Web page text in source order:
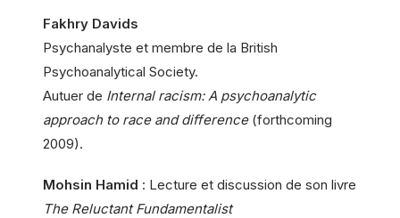
Fakhry Davids
Psychanalyste et membre de la British
Psychoanalytical Society.
Autuer de Internal racism: A psychoanalytic
approach to race and difference(forthcoming
2009).
Mohsin Hamid : Lecture et discussion de son livre
The Reluctant Fundamentalist